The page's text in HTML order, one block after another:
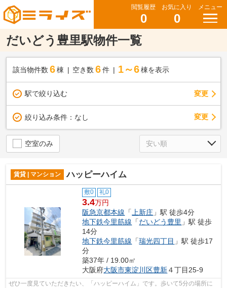
閲覧履歴
0
お気に入り
0
メニュー
だいどう豊里駅物件一覧
該当物件数 6棟 空き数 6 件 1～6 棟を表示
駅で絞り込む 変更
絞り込み条件： なし 変更
空室のみ
賃貸 | マンション ハッピーハイム
敷0 礼0
3.4万円
阪急京都本線 「上新庄 」駅 徒歩4分
地下鉄今里筋線 「だいどう豊里 」駅 徒歩
14分
地下鉄今里筋線 「瑞光四丁目 」駅 徒歩17
分
築37年 / 19.00㎡
大阪府大阪市東淀川区豊新４丁目25-9
ぜひ一度見ていただきたい、「ハッピーハイム」です。歩いて5分の場所に